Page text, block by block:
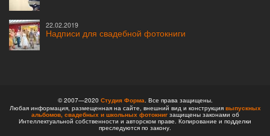
22.02.2019
Надписи для свадебной фотокниги
© 2007—2020 Студия Форма . Все права защищены.
Любая информация, размещенная на сайте, внешний вид и конструкция выпускных
альбомов, свадебных и школьных фотокнигзащищены законами об
Интеллектуальной собственности и авторском праве. Копирование и подделки
преследуются по закону.